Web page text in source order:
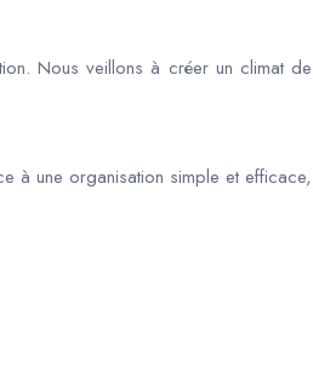
Nous veillons à créer un climat de
à une organisation simple et efficace,